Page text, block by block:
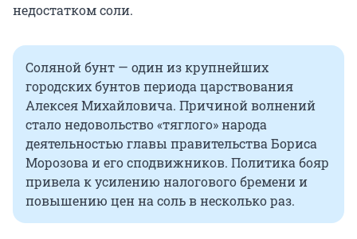
недостатком соли.
Соляной бунт — один из крупнейших
городских бунтов периода царствования
Алексея Михайловича. Причиной волнений
стало недовольство «тяглого» народа
деятельностью главы правительства Бориса
Морозова и его сподвижников. Политика бояр
привела к усилению налогового бремени и
повышению цен на соль в несколько раз.